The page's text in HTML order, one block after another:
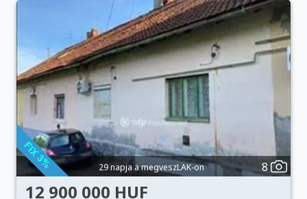
29 napja a megveszLAK-on 8
12 900 000 HUF